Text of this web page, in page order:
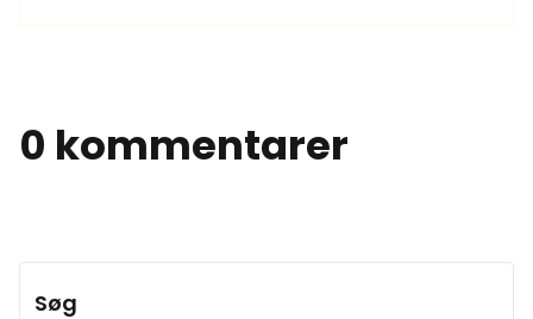
0 kommentarer
Søg